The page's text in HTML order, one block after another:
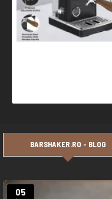
BARSHAKER.RO - BLOG
05